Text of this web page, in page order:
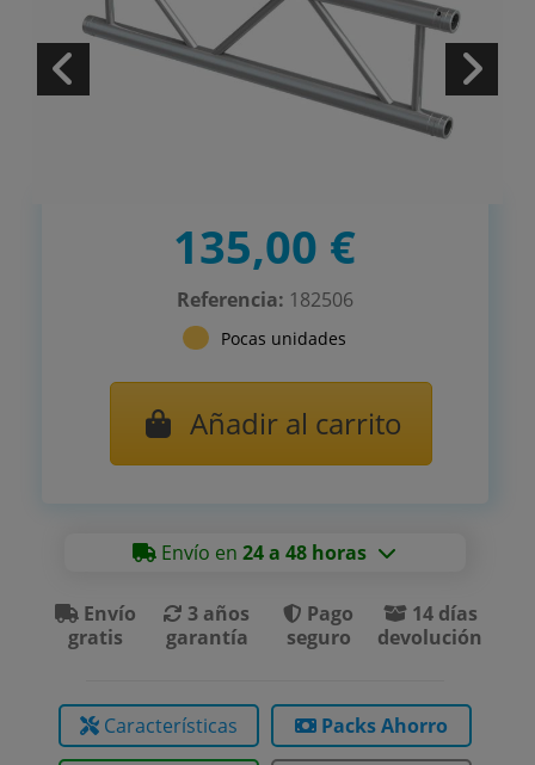
135,00 €
Referencia: 182506
Pocas unidades
Añadir al carrito
Envío en24 a 48 horas
Envío
gratis
3 años
garantía
Pago
seguro
14 días
devolución
Características Packs Ahorro